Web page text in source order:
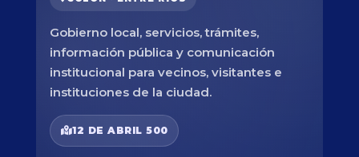
Gobierno local, servicios, trámites,
información pública y comunicación
institucional para vecinos, visitantes e
instituciones de la ciudad.
12 DE ABRIL 500